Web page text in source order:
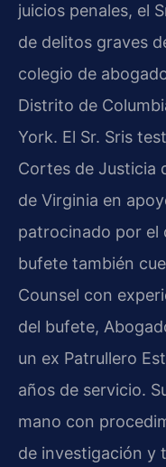
juicios penales, el
de delitos graves
colegio de
Distrito de
York. El Sr. Sris
Cortes de Justicia
de Virginia en
patrocinado por el
bufete también
Counsel con
del bufete,
un ex Patrullero
años de servicio.
mano con
de investigación y